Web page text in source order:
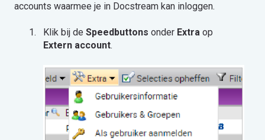
accounts waarmee je in Docstream kan inloggen.
Klik bij de Speedbuttons onder Extra op
Extern account.